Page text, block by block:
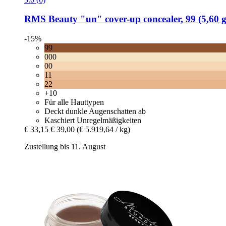
RMS Beauty "un" cover-​up concealer, 99 (5,60
-15%
99
000
00
11
22
+10
Für alle Hauttypen
Deckt dunkle Augenschatten ab
Kaschiert Unregelmäßigkeiten
€ 33,15 € 39,00 (€ 5.919,64 / kg)
Zustellung bis 11. August